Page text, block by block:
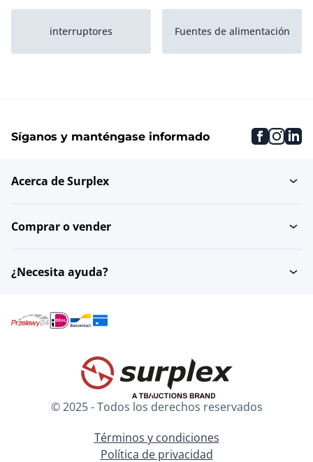
interruptores Fuentes de alimentación
Síganos y manténgase informado
Acerca de Surplex
Comprar o vender
¿Necesita ayuda?
© 2025 - Todos los derechos reservados
Términos y condiciones
Política de privacidad